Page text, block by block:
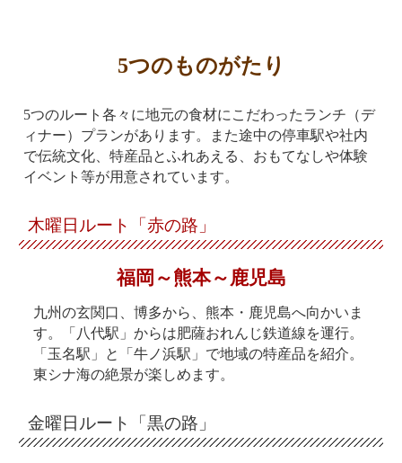
5つのものがたり
5つのルート各々に地元の食材にこだわったランチ（デ
ィナー）プランがあります。また途中の停車駅や社内
で伝統文化、特産品とふれあえる、おもてなしや体験
イベント等が用意されています。
木曜日ルート「赤の路」
福岡～熊本～鹿児島
九州の玄関口、博多から、熊本・鹿児島へ向かいま
す。「八代駅」からは肥薩おれんじ鉄道線を運行。
「玉名駅」と「牛ノ浜駅」で地域の特産品を紹介。
東シナ海の絶景が楽しめます。
金曜日ルート「黒の路」